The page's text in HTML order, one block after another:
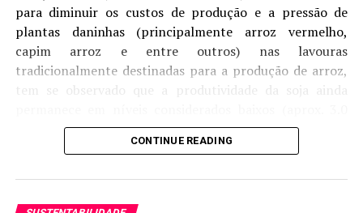
No milho, a comercialização chegou a 38,5% da
produção estimada, avanço de oito pontos percentuais
em relação ao mês anterior. Apesar da evolução, o índice
perspectivas para o mercado futuro.
próximos meses. “A soja apresenta um ambiente mais
para diminuir os custos de produção e a pressão de
plantas daninhas (principalmente arroz vermelho,
capim arroz e entre outros) nas lavouras
tradicionalmente destinadas para a produção de arroz,
tem se observado que a produtividade da soja ainda
ton ha-1), sendo tanto fatores ambientais (como
disponibilidade hídrica) ou de manejo os que geram essas
Pesquisadores da Equipe FieldCrops, da Universidade
CONTINUE READING